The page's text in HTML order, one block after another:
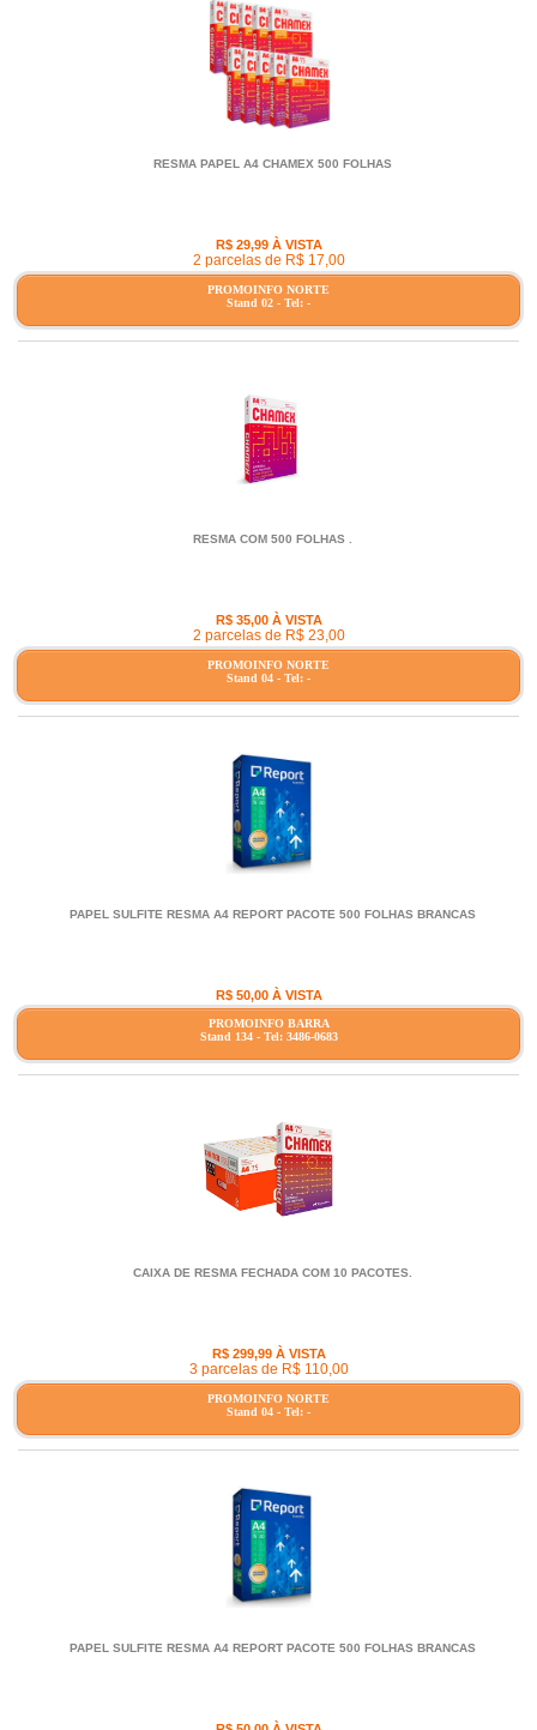
RESMA PAPEL A4 CHAMEX 500 FOLHAS
R$ 29,99 À VISTA
2 parcelas de R$ 17,00
PROMOINFO NORTE
Stand 02 - Tel: -
RESMA COM 500 FOLHAS .
R$ 35,00 À VISTA
2 parcelas de R$ 23,00
PROMOINFO NORTE
Stand 04 - Tel: -
PAPEL SULFITE RESMA A4 REPORT PACOTE 500 FOLHAS BRANCAS
R$ 50,00 À VISTA
PROMOINFO BARRA
Stand 134 - Tel: 3486-0683
CAIXA DE RESMA FECHADA COM 10 PACOTES.
R$ 299,99 À VISTA
3 parcelas de R$ 110,00
PROMOINFO NORTE
Stand 04 - Tel: -
PAPEL SULFITE RESMA A4 REPORT PACOTE 500 FOLHAS BRANCAS